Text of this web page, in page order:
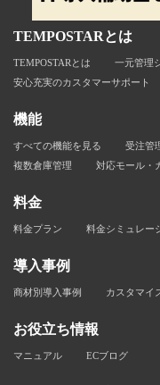
TEMPOSTARとは
TEMPOSTARとは 一元管理
安心充実のカスタマーサポート
機能
すべての機能を見る 受注管
複数倉庫管理
対応モール・
料金
料金プラン 料金シミュレー
導入事例
商材別導入事例 カスタマイ
お役立ち情報
マニュアル ECブログ